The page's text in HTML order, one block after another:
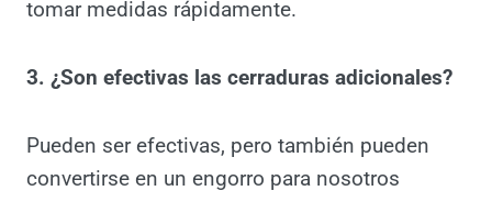
estoy lejos?
Las alarmas avanzadas, como la Starline, te
notificarán en tiempo real, permitiéndote